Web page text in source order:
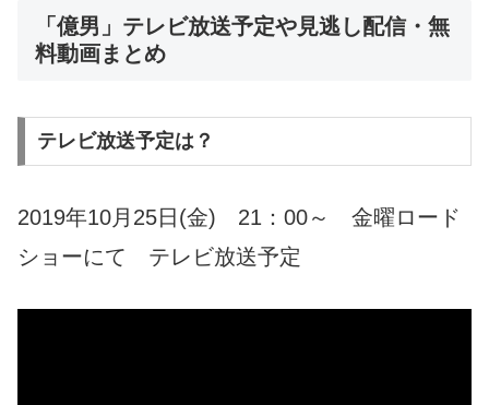
「億男」テレビ放送予定や見逃し配信・無
料動画まとめ
テレビ放送予定は？
2019年10月25日(金) 21：00～ 金曜ロード
ショーにて テレビ放送予定